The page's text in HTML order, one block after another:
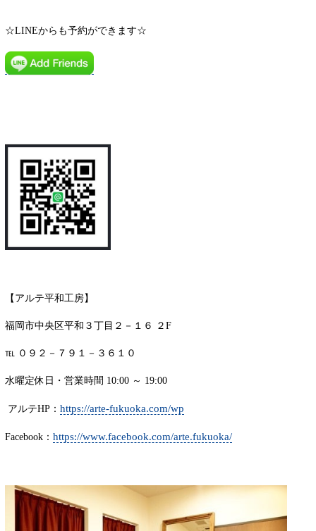
☆LINEからも予約ができます☆
【アルテ平和工房】
福岡市中央区平和３丁目２－１６ ２F
℡ ０９２－７９１－３６１０
水曜定休日・営業時間 10:00 ～ 19:00
アルテHP： https://arte-fukuoka.com/wp
Facebook： https://www.facebook.com/arte.fukuoka/